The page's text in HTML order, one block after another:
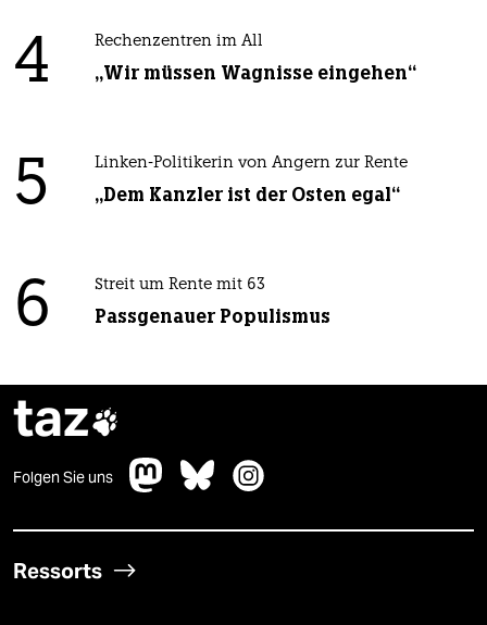
4 Rechenzentren im All
„Wir müssen Wagnisse eingehen“
5 Linken-Politikerin von Angern zur Rente
„Dem Kanzler ist der Osten egal“
6 Streit um Rente mit 63
Passgenauer Populismus
taz
Folgen Sie uns
Ressorts